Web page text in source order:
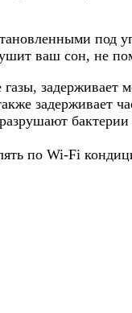
под
ваш сон, не
задерживает
по Wi-Fi